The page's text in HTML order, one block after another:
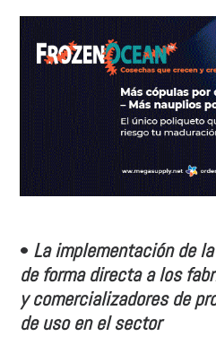
• La implementación de
de forma directa a los
y comercializadores de
de uso en el sector